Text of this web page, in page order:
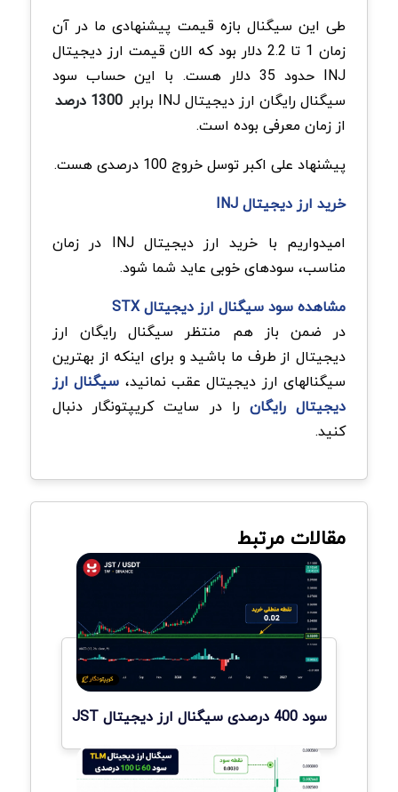
طی این سیگنال بازه قیمت پیشنهادی ما در آن
زمان 1 تا 2.2 دلار بود که الان قیمت ارز دیجیتال
INJ حدود 35 دلار هست. با این حساب سود
سیگنال‌ رایگان ارز دیجیتال INJ برابر
1300 درصد
از زمان معرفی بوده است.
پیشنهاد علی اکبر توسل خروج 100 درصدی هست.
خرید ارز دیجیتال INJ
امیدواریم با خرید ارز دیجیتال INJ در زمان
مناسب، سودهای خوبی عاید شما شود.
مشاهده سود سیگنال‌ ارز دیجیتال STX
در ضمن باز هم منتظر سیگنال رایگان ارز
دیجیتال از طرف ما باشید و برای اینکه از بهترین
سیگنالهای ارز دیجیتال عقب نمانید، سیگنال ارز
دیجیتال رایگان را در سایت کریپتونگار دنبال
کنید.
مقالات مرتبط
سود 400 درصدی سیگنال ارز دیجیتال JST